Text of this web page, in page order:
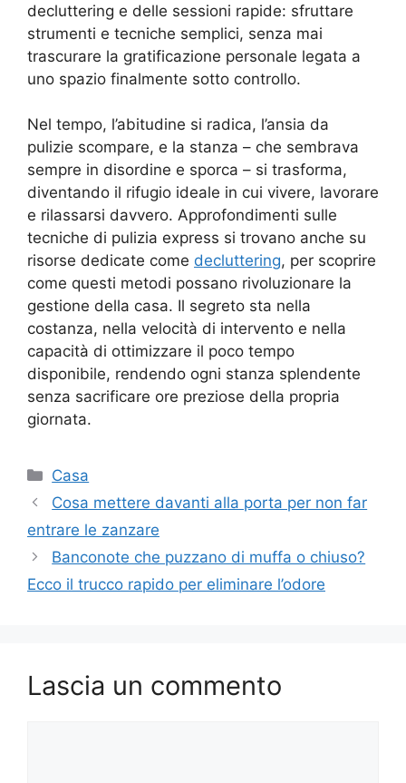
decluttering e delle sessioni rapide: sfruttare
strumenti e tecniche semplici, senza mai
trascurare la gratificazione personale legata a
uno spazio finalmente sotto controllo.
Nel tempo, l’abitudine si radica, l’ansia da
pulizie scompare, e la stanza – che sembrava
sempre in disordine e sporca – si trasforma,
diventando il rifugio ideale in cui vivere, lavorare
e rilassarsi davvero. Approfondimenti sulle
tecniche di pulizia express si trovano anche su
risorse dedicate come decluttering, per scoprire
come questi metodi possano rivoluzionare la
gestione della casa. Il segreto sta nella
costanza, nella velocità di intervento e nella
capacità di ottimizzare il poco tempo
disponibile, rendendo ogni stanza splendente
senza sacrificare ore preziose della propria
giornata.
Categorie
Casa
Cosa mettere davanti alla porta per non far
entrare le zanzare
Banconote che puzzano di muffa o chiuso?
Ecco il trucco rapido per eliminare l’odore
Lascia un commento